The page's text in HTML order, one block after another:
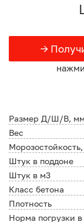
→
Размер Д/Ш/В, мм
Вес
Штук в поддоне
Штук в м3
Класс бетона
Плотность
Норма погрузки в